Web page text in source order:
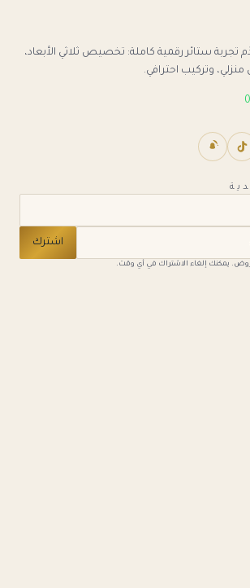
ستائر رقمية كاملة: تخصيص ثلاثي الأبعاد،
وتركيب احترافي.
اشترك
يمكنك إلغاء الاشتراك في أي وقت.